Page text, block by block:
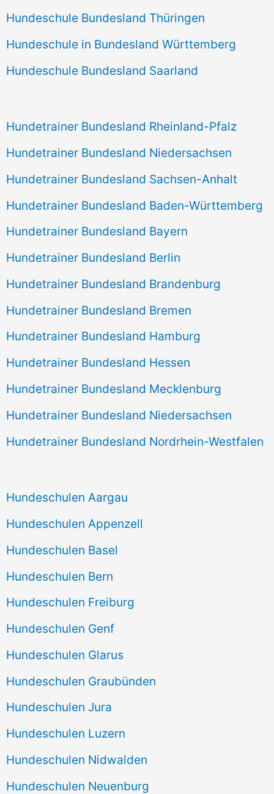
Hundeschule Bundesland Thüringen
Hundeschule in Bundesland Württemberg
Hundeschule Bundesland Saarland
Hundetrainer Bundesland Rheinland-Pfalz
Hundetrainer Bundesland Niedersachsen
Hundetrainer Bundesland Sachsen-Anhalt
Hundetrainer Bundesland Baden-Württemberg
Hundetrainer Bundesland Bayern
Hundetrainer Bundesland Berlin
Hundetrainer Bundesland Brandenburg
Hundetrainer Bundesland Bremen
Hundetrainer Bundesland Hamburg
Hundetrainer Bundesland Hessen
Hundetrainer Bundesland Mecklenburg
Hundetrainer Bundesland Niedersachsen
Hundetrainer Bundesland Nordrhein-Westfalen
Hundeschulen Aargau
Hundeschulen Appenzell
Hundeschulen Basel
Hundeschulen Bern
Hundeschulen Freiburg
Hundeschulen Genf
Hundeschulen Glarus
Hundeschulen Graubünden
Hundeschulen Jura
Hundeschulen Luzern
Hundeschulen Nidwalden
Hundeschulen Neuenburg